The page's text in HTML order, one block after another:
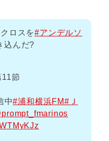
ロスを#アンデルソ
込んだ?
節
中#浦和横浜FM#Ｊ